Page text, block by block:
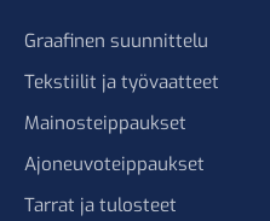
Graafinen suunnittelu
Tekstiilit ja työvaatteet
Mainosteippaukset
Ajoneuvoteippaukset
Tarrat ja tulosteet